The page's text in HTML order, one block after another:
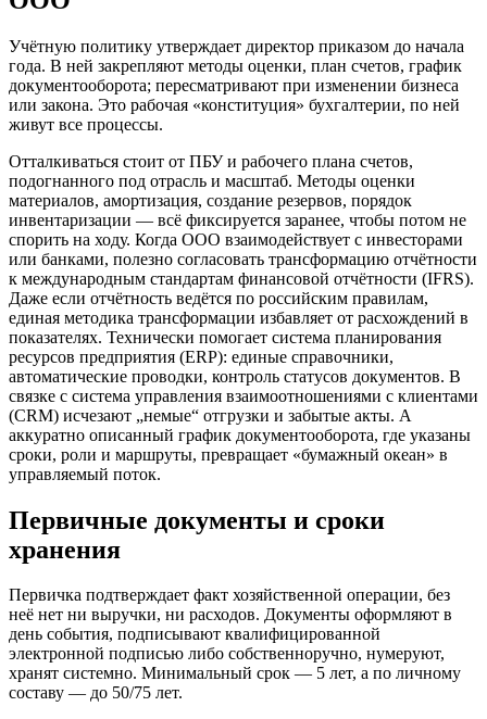
Учётную политику утверждает директор приказом до начала
года. В ней закрепляют методы оценки, план счетов, график
документооборота; пересматривают при изменении бизнеса
или закона. Это рабочая «конституция» бухгалтерии, по ней
живут все процессы.
Отталкиваться стоит от ПБУ и рабочего плана счетов,
подогнанного под отрасль и масштаб. Методы оценки
материалов, амортизация, создание резервов, порядок
инвентаризации — всё фиксируется заранее, чтобы потом не
спорить на ходу. Когда ООО взаимодействует с инвесторами
или банками, полезно согласовать трансформацию отчётности
к международным стандартам финансовой отчётности (IFRS).
Даже если отчётность ведётся по российским правилам,
единая методика трансформации избавляет от расхождений в
показателях. Технически помогает система планирования
ресурсов предприятия (ERP): единые справочники,
автоматические проводки, контроль статусов документов. В
связке с система управления взаимоотношениями с клиентами
(CRM) исчезают „немые“ отгрузки и забытые акты. А
аккуратно описанный график документооборота, где указаны
сроки, роли и маршруты, превращает «бумажный океан» в
управляемый поток.
Первичные документы и сроки
хранения
Первичка подтверждает факт хозяйственной операции, без
неё нет ни выручки, ни расходов. Документы оформляют в
день события, подписывают квалифицированной
электронной подписью либо собственноручно, нумеруют,
хранят системно. Минимальный срок — 5 лет, а по личному
составу — до 50/75 лет.